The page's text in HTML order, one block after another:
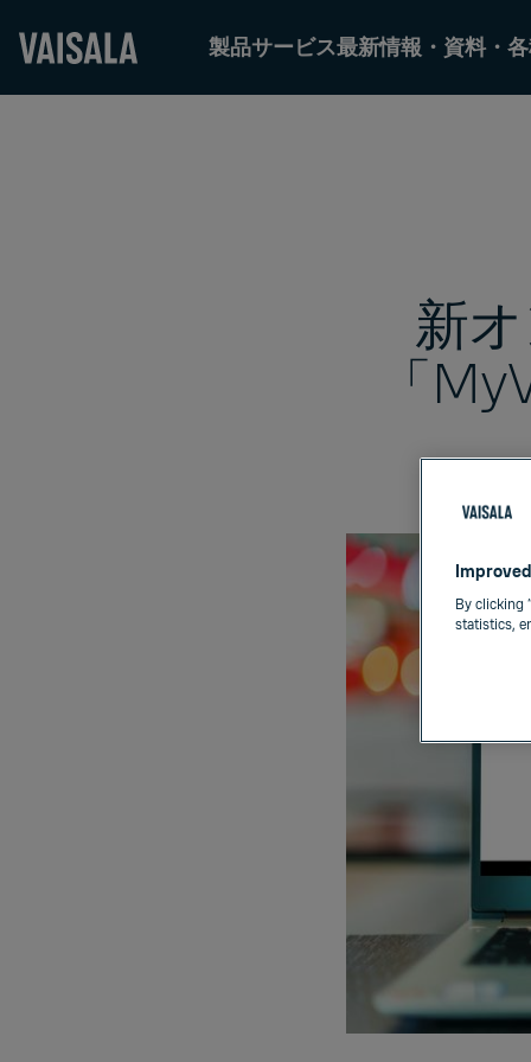
製品サービス最新情報・資料・
新
「
By clicking
statistics,